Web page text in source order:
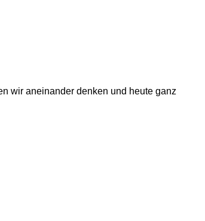
wir aneinander denken und heute ganz